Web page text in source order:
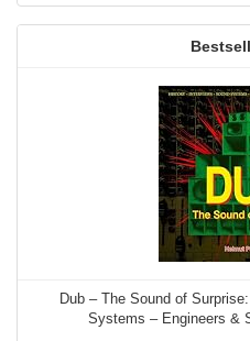
Dub – The Sound of
Systems – Engineers &